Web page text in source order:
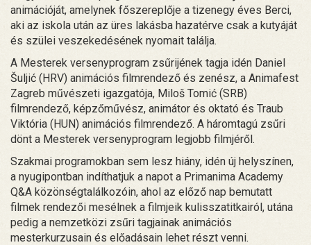
animációját, amelynek főszereplője a tizenegy éves Berci,
aki az iskola után az üres lakásba hazatérve csak a kutyáját
és szülei veszekedésének nyomait találja.
A Mesterek versenyprogram zsűrijének tagja idén Daniel
Šuljić (HRV) animációs filmrendező és zenész, a Animafest
Zagreb művészeti igazgatója, Miloš Tomić (SRB)
filmrendező, képzőművész, animátor és oktató és Traub
Viktória (HUN) animációs filmrendező. A háromtagú zsűri
dönt a Mesterek versenyprogram legjobb filmjéről.
Szakmai programokban sem lesz hiány, idén új helyszínen,
a nyugipontban indíthatjuk a napot a Primanima Academy
Q&A közönségtalálkozóin, ahol az előző nap bemutatt
filmek rendezői mesélnek a filmjeik kulisszatitkairól, utána
pedig a nemzetközi zsűri tagjainak animációs
mesterkurzusain és előadásain lehet részt venni.